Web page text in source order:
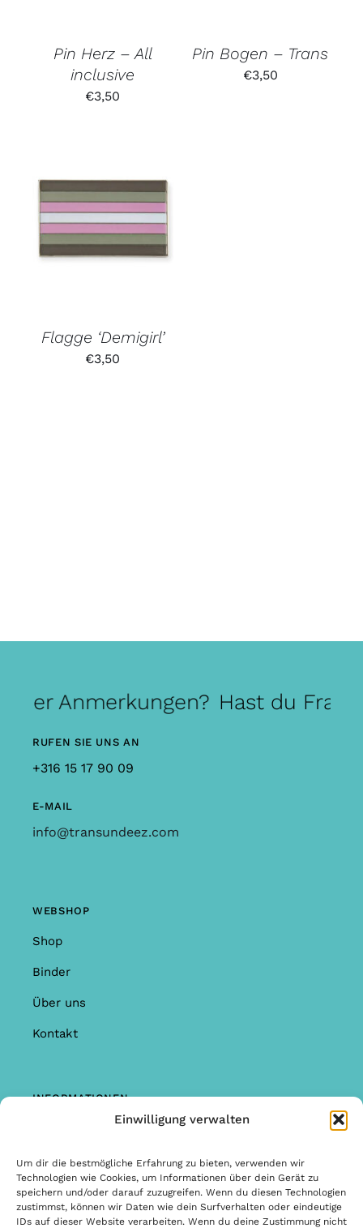
Einwilligung verwalten
Um dir die bestmögliche Erfahrung zu bieten, verwenden wir
Technologien wie Cookies, um Informationen über dein Gerät zu
speichern und/oder darauf zuzugreifen. Wenn du diesen Technologien
zustimmst, können wir Daten wie dein Surfverhalten oder eindeutige
IDs auf dieser Website verarbeiten. Wenn du deine Zustimmung nicht
Pin Herz – All
inclusive
€3,50
Pin Bogen – Trans
€3,50
Flagge ‘Demigirl’
€3,50
Anmerkungen? Hast du
RUFEN SIE UNS AN
+316 15 17 90 09
E-MAIL
info@transundeez.com
WEBSHOP
Shop
Binder
Über uns
Kontakt
INFORMATIONEN
Garantie & Reklamationen
Allgemeine Bedingungen & Konditionen
Allgemeine Bedingungen & Konditionen